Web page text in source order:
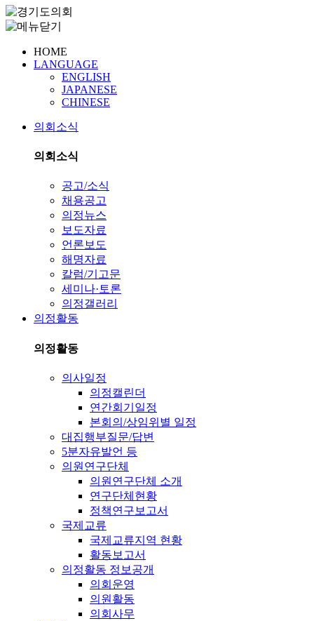
HOME
LANGUAGE
ENGLISH
JAPANESE
CHINESE
의회소식
의회소식
공고/소식
채용공고
의정뉴스
보도자료
언론보도
해명자료
칼럼/기고문
세미나·토론
의정갤러리
의정활동
의정활동
의사일정
의정캘린더
연간회기일정
본회의/상임위별 일정
대집행부질문/답변
5분자유발언 등
의원연구단체
의원연구단체 소개
연구단체현황
정책연구보고서
국제교류
국제교류지역 현황
활동보고서
의정활동 정보공개
의회운영
의원활동
의회사무